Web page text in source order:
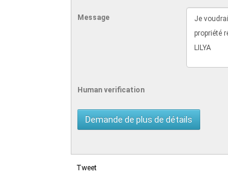
Message
Human verification
Tweet